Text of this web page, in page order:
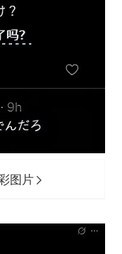
图片